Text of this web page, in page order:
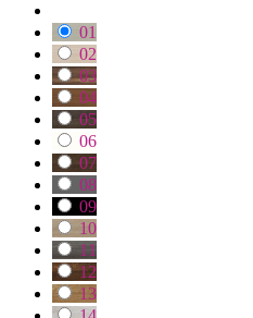
01
02
03
04
05
06
07
08
09
10
11
12
13